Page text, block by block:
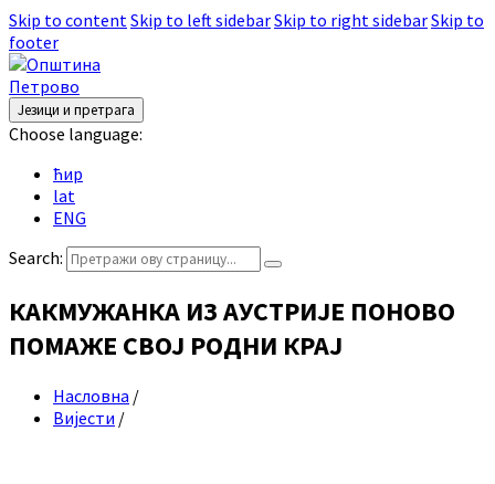
Skip to contentSkip to left sidebarSkip to right sidebarSkip to
footer
Језици и претрага
Choose language:
ћир
lat
ENG
Search:
КАКМУЖАНКА ИЗ АУСТРИЈЕ ПОНОВО
ПОМАЖЕ СВОЈ РОДНИ КРАЈ
Насловна /
Вијести /